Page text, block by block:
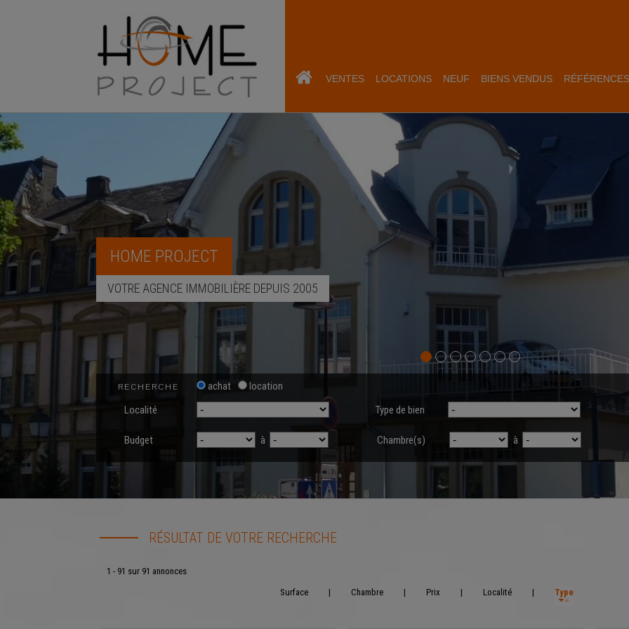
VENTES LOCATIONS NEUF BIENS VENDUS RÉFÉRENCES
HOME PROJECT
VOTRE AGENCE IMMOBILIÈRE DEPUIS 2005
RECHERCHE achat
location
Localité
Type de bien
Budget à Chambre(s) à
RÉSULTAT DE VOTRE RECHERCHE
1 - 91 sur 91 annonces
Surface
| Chambre | Prix | Localité | Type